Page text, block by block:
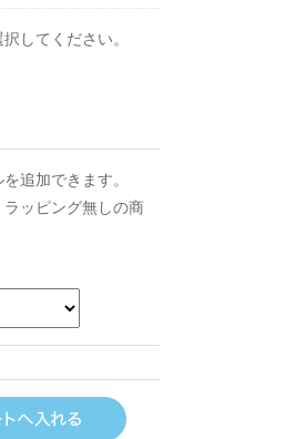
してください。
追加できます。
ラッピング無しの商